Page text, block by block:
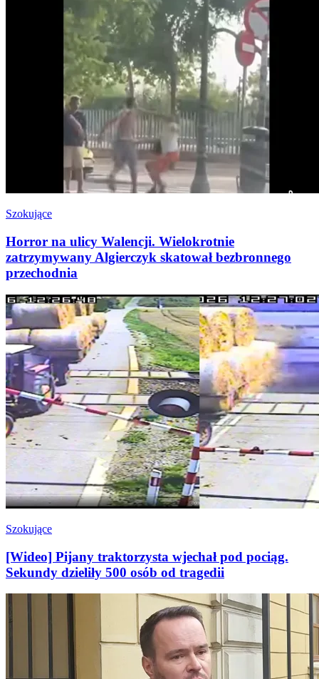
Szokujące
Horror na ulicy Walencji. Wielokrotnie
zatrzymywany Algierczyk skatował bezbronnego
przechodnia
Szokujące
[Wideo] Pijany traktorzysta wjechał pod pociąg.
Sekundy dzieliły 500 osób od tragedii